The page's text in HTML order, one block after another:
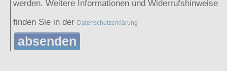
werden. Weitere Informationen und Widerrufshinweise
finden Sie in der Datenschutzerklärung
absenden